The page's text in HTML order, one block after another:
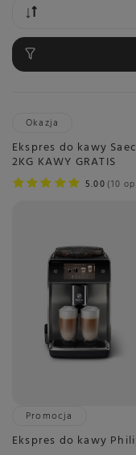
Okazja
Ekspres do kawy
2KG KAWY GRATIS
5.00 10
Promocja
Ekspres do kawy